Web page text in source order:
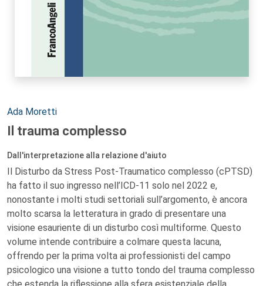
Autori:
Ada Moretti
Il trauma complesso
Dall'interpretazione alla relazione d'aiuto
Il Disturbo da Stress Post-Traumatico complesso (cPTSD)
ha fatto il suo ingresso nell’ICD-11 solo nel 2022 e,
nonostante i molti studi settoriali sull’argomento, è ancora
molto scarsa la letteratura in grado di presentare una
visione esauriente di un disturbo così multiforme. Questo
volume intende contribuire a colmare questa lacuna,
offrendo per la prima volta ai professionisti del campo
psicologico una visione a tutto tondo del trauma complesso